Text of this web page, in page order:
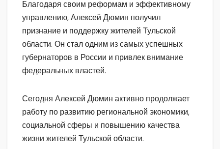
Благодаря своим реформам и эффективному
управлению, Алексей Дюмин получил
признание и поддержку жителей Тульской
области. Он стал одним из самых успешных
губернаторов в России и привлек внимание
федеральных властей.
Сегодня Алексей Дюмин активно продолжает
работу по развитию региональной экономики,
социальной сферы и повышению качества
жизни жителей Тульской области.